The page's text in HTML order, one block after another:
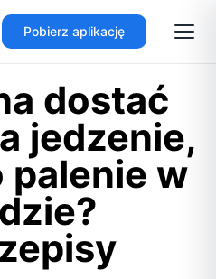
Pobierz aplikację
dostać
jedzenie,
palenie w